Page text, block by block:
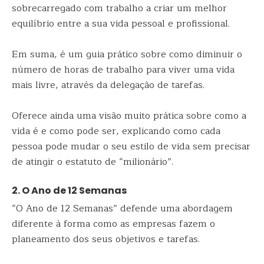
sobrecarregado com trabalho a criar um melhor
equilíbrio entre a sua vida pessoal e profissional.
Em suma, é um guia prático sobre como diminuir o
número de horas de trabalho para viver uma vida
mais livre, através da delegação de tarefas.
Oferece ainda uma visão muito prática sobre como a
vida é e como pode ser, explicando como cada
pessoa pode mudar o seu estilo de vida sem precisar
de atingir o estatuto de “milionário”.
2. O Ano de 12 Semanas
“O Ano de 12 Semanas” defende uma abordagem
diferente à forma como as empresas fazem o
planeamento dos seus objetivos e tarefas.